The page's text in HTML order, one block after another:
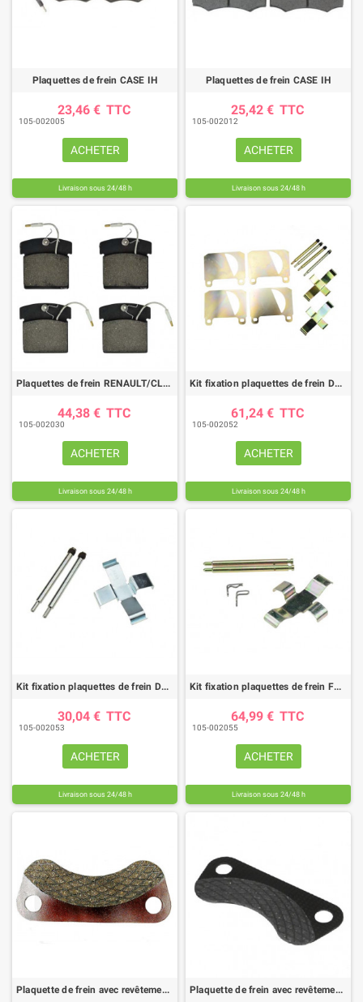
Plaquettes de frein CASE IH
23,46 € TTC
105-002005
ACHETER
Livraison sous 24/48 h
Plaquettes de frein CASE IH
25,42 € TTC
105-002012
ACHETER
Livraison sous 24/48 h
Plaquettes de frein RENAULT/CLAAS
44,38 € TTC
105-002030
ACHETER
Livraison sous 24/48 h
Kit fixation plaquettes de frein DEUTZ
61,24 € TTC
105-002052
ACHETER
Livraison sous 24/48 h
Kit fixation plaquettes de frein DEUTZ
30,04 € TTC
105-002053
ACHETER
Livraison sous 24/48 h
Kit fixation plaquettes de frein FENDT
64,99 € TTC
105-002055
ACHETER
Livraison sous 24/48 h
Plaquette de frein avec revêtement double face CASE IH Plaquette de frein avec revêtement simple face CASE IH